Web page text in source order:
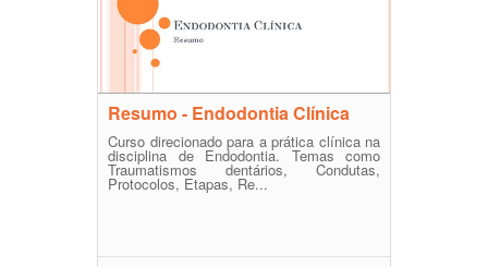
Resumo - Endodontia Clínica
Curso direcionado para a prática clínica na
disciplina de Endodontia. Temas como
Traumatismos dentários, Condutas,
Protocolos, Etapas, Re...